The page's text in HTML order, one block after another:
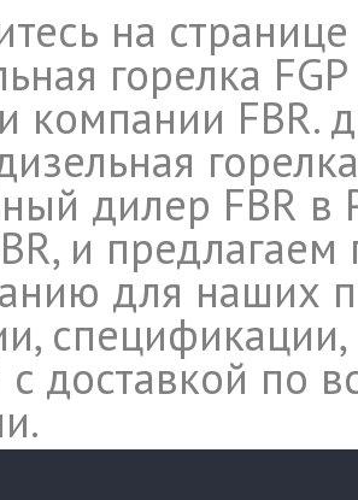
на
горелка
компании FBR.
дилер FBR
и
для наших
c доставкой по